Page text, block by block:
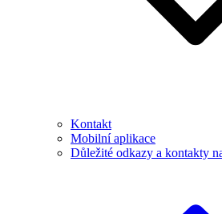
Kontakt
Mobilní aplikace
Důležité odkazy a kontakty